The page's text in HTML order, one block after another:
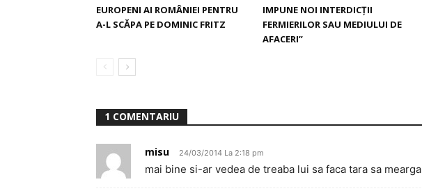
EUROPENI AI ROMÂNIEI PENTRU
A-L SCĂPA PE DOMINIC FRITZ
IMPUNE NOI INTERDICȚII
FERMIERILOR SAU MEDIULUI DE
AFACERI”
1 COMENTARIU
misu 24/03/2014 La 2:18 pm
mai bine si-ar vedea de treaba lui sa faca tara sa mearga